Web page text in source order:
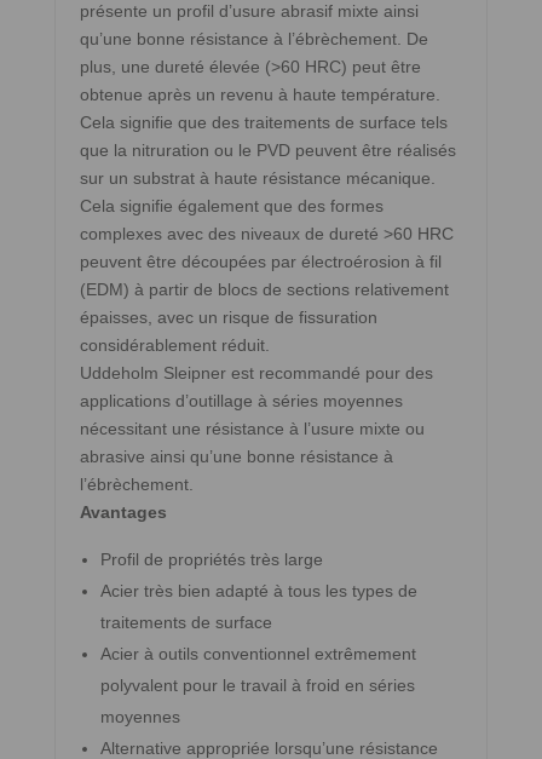
présente un profil d’usure abrasif mixte ainsi
qu’une bonne résistance à l’ébrèchement. De
plus, une dureté élevée (>60 HRC) peut être
obtenue après un revenu à haute température.
Cela signifie que des traitements de surface tels
que la nitruration ou le PVD peuvent être réalisés
sur un substrat à haute résistance mécanique.
Cela signifie également que des formes
complexes avec des niveaux de dureté >60 HRC
peuvent être découpées par électroérosion à fil
(EDM) à partir de blocs de sections relativement
épaisses, avec un risque de fissuration
considérablement réduit.
Uddeholm Sleipner est recommandé pour des
applications d’outillage à séries moyennes
nécessitant une résistance à l’usure mixte ou
abrasive ainsi qu’une bonne résistance à
l’ébrèchement.
Avantages
Profil de propriétés très large
Acier très bien adapté à tous les types de
traitements de surface
Acier à outils conventionnel extrêmement
polyvalent pour le travail à froid en séries
moyennes
Alternative appropriée lorsqu’une résistance